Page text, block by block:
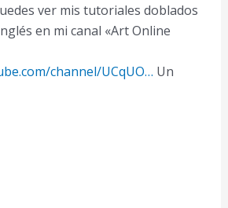
ver mis tutoriales doblados
en mi canal «Art Online
channel/UCqUO… Un